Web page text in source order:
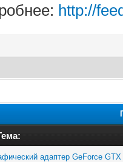
http://
адаптер GeForce